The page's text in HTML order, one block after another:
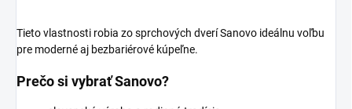
Tieto vlastnosti robia zo sprchových dverí Sanovo ideálnu voľbu
pre moderné aj bezbariérové kúpeľne.
Prečo si vybrať Sanovo?